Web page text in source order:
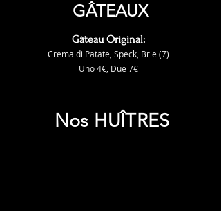
GÂTEAUX
Gâteau Original:
Crema di Patate, Speck, Brie (7)
Uno 4€, Due 7€
Nos HUÎTRES